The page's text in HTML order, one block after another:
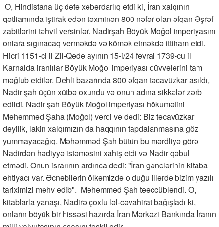
O, Hindistana üç dəfə xəbərdarlıq etdi ki, İran xalqının
qətliamında iştirak edən təxminən 800 nəfər olan əfqan Əşrəf
zabitlərini təhvil versinlər. Nadirşah Böyük Moğol imperiyasını
onlara sığınacaq verməkdə və kömək etməkdə ittiham etdi.
Hicri 1151-ci il Zil-Qədə ayının 15-i/24 fevral 1739-cu il
Karnalda iranlılar Böyük Moğol imperiyası qüvvələrini tam
məğlub etdilər. Dehli bazarında 800 əfqan təcavüzkar asıldı,
Nadir şah üçün xütbə oxundu və onun adına sikkələr zərb
edildi. Nadir şah Böyük Moğol imperiyası hökumətini
Məhəmməd Şaha (Moğol) verdi və dedi: Biz təcavüzkar
deyilik, lakin xalqımızın da haqqının tapdalanmasına göz
yummayacağıq. Məhəmməd Şah bütün bu mərdliyə görə
Nadirdən hədiyyə istəməsini xahiş etdi və Nadir qəbul
etmədi. Onun israrının ardınca dedi: "İran gənclərinin kitaba
ehtiyacı var. Əcnəbilərin ölkəmizdə olduğu illərdə bizim yazılı
tariximizi məhv edib". Məhəmməd Şah təəccübləndi. O,
kitablarla yanaşı, Nadirə çoxlu ləl-cəvahirat bağışladı ki,
onların böyük bir hissəsi hazırda İran Mərkəzi Bankında İranın